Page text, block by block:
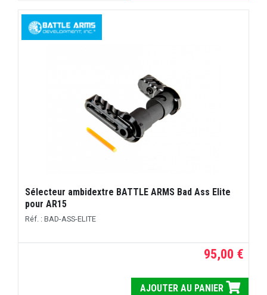
Sélecteur ambidextre BATTLE ARMS Bad Ass Elite
pour AR15
Réf. : BAD-ASS-ELITE
95,00 €
AJOUTER AU PANIER